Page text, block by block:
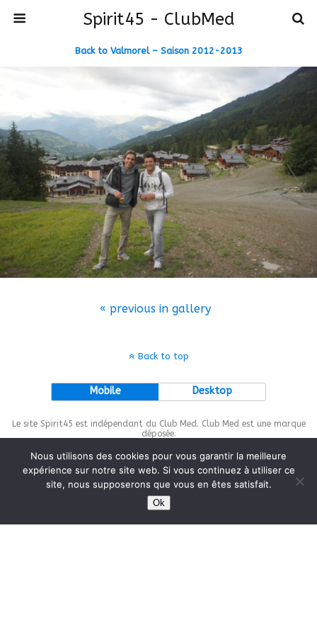
Spirit45 - ClubMed
Back to Valmorel – Saison 2012-2013
« previous in gallery
Back to top
Mobile Desktop
Le site Spirit45 est indépendant du Club Med. Club Med est une marque
déposée.
This site is protected bywp-copyrightpro.com
Nous utilisons des cookies pour vous garantir la meilleure
expérience sur notre site web. Si vous continuez à utiliser ce
site, nous supposerons que vous en êtes satisfait.
Ok